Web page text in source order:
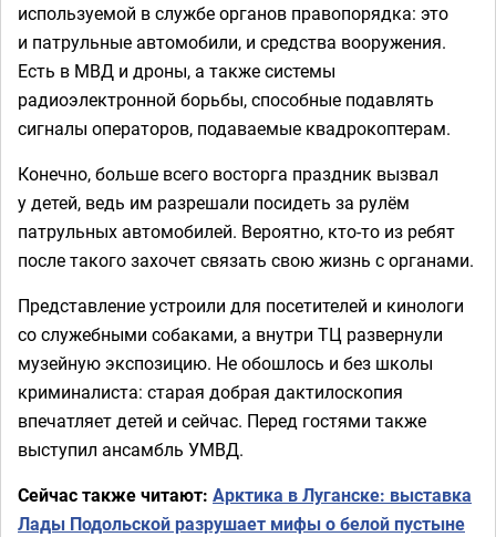
используемой в службе органов правопорядка: это
и патрульные автомобили, и средства вооружения.
Есть в МВД и дроны, а также системы
радиоэлектронной борьбы, способные подавлять
сигналы операторов, подаваемые квадрокоптерам.
Конечно, больше всего восторга праздник вызвал
у детей, ведь им разрешали посидеть за рулём
патрульных автомобилей. Вероятно, кто-то из ребят
после такого захочет связать свою жизнь с органами.
Представление устроили для посетителей и кинологи
со служебными собаками, а внутри ТЦ развернули
музейную экспозицию. Не обошлось и без школы
криминалиста: старая добрая дактилоскопия
впечатляет детей и сейчас. Перед гостями также
выступил ансамбль УМВД.
Сейчас также читают: Арктика в Луганске: выставка
Лады Подольской разрушает мифы о белой пустыне